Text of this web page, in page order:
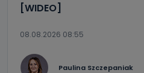
[WIDEO]
08.08.2026 08:55
Paulina Szczepaniak